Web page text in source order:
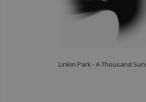
Linkin Park - A Thousand